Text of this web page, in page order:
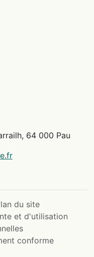
64 000 Pau
du site
et d'utilisation
conforme